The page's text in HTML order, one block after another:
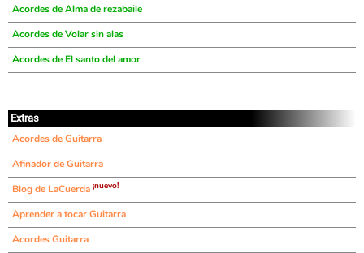
Acordes de Alma de rezabaile
Acordes de Volar sin alas
Acordes de El santo del amor
Extras
Acordes de Guitarra
Afinador de Guitarra
Blog de LaCuerda ¡nuevo!
Aprender a tocar Guitarra
Acordes Guitarra